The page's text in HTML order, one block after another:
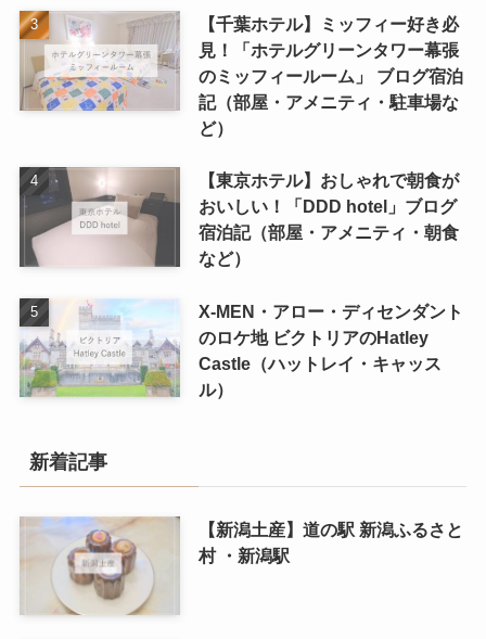
【千葉ホテル】ミッフィー好き必
見！「ホテルグリーンタワー幕張
のミッフィールーム」 ブログ宿泊
記（部屋・アメニティ・駐車場な
ど）
【東京ホテル】おしゃれで朝食が
おいしい！「DDD hotel」ブログ
宿泊記（部屋・アメニティ・朝食
など）
X-MEN・アロー・ディセンダント
のロケ地 ビクトリアのHatley
Castle（ハットレイ・キャッス
ル）
新着記事
【新潟土産】道の駅 新潟ふるさと
村 ・新潟駅